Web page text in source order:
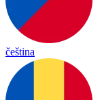
čeština